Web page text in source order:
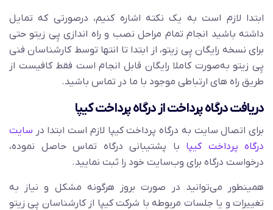
ابتدا لازم است به یک نکته اشاره کنیم، درصورتی که تمایل
داشته باشید انجام تمام مراحل نصب و راه اندازی پِی زیتو حتی
برای نسخه رایگان پِی زیتو، از ابتدا تا انتها توسط کارشناسان فنی
پِی زیتو به‌صورت کاملا رایگان قابل انجام است فقط کافیست از
طریق راه های ارتباطی موجود با ما در تماس باشید.
دریافت درگاه پرداخت از درگاه پرداخت کیپا
برای اتصال سایت به درگاه پرداخت کیپا لازم است ابتدا در سایت
درگاه پرداخت کیپا با پشتیبانی درگاه تماس حاصل نموده،
درخواست درگاه برای وب‌سایت خود را ثبت نمایید.
همینطور می‌توانید در صورت بروز هرگونه مشکل و نیاز به
تغییرات و یا جلسات مربوطه با شرکت کیپا از کارشناسان پِی زیتو